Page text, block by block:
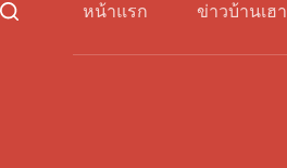
หน้าแรก ข่าวบ้านเฮา